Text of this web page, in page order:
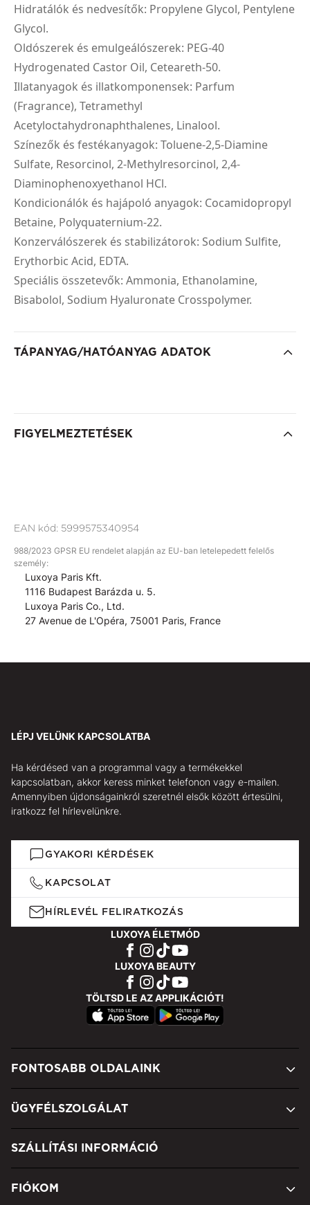
Hidratálók és nedvesítők: Propylene Glycol, Pentylene
Glycol.
Oldószerek és emulgeálószerek: PEG-40
Hydrogenated Castor Oil, Ceteareth-50.
Illatanyagok és illatkomponensek: Parfum
(Fragrance), Tetramethyl
Acetyloctahydronaphthalenes, Linalool.
Színezők és festékanyagok: Toluene-2,5-Diamine
Sulfate, Resorcinol, 2-Methylresorcinol, 2,4-
Diaminophenoxyethanol HCl.
Kondicionálók és hajápoló anyagok: Cocamidopropyl
Betaine, Polyquaternium-22.
Konzerválószerek és stabilizátorok: Sodium Sulfite,
Erythorbic Acid, EDTA.
Speciális összetevők: Ammonia, Ethanolamine,
Bisabolol, Sodium Hyaluronate Crosspolymer.
TÁPANYAG/HATÓANYAG ADATOK
FIGYELMEZTETÉSEK
EAN kód: 5999575340954
988/2023 GPSR EU rendelet alapján az EU-ban letelepedett felelős
személy:
Luxoya Paris Kft.
1116 Budapest Barázda u. 5.
Luxoya Paris Co., Ltd.
27 Avenue de L'Opéra, 75001 Paris, France
LÉPJ VELÜNK KAPCSOLATBA
Ha kérdésed van a programmal vagy a termékekkel
kapcsolatban, akkor keress minket telefonon vagy e-mailen.
Amennyiben újdonságainkról szeretnél elsők között értesülni,
iratkozz fel hírlevelünkre.
GYAKORI KÉRDÉSEK
KAPCSOLAT
HÍRLEVÉL FELIRATKOZÁS
LUXOYA ÉLETMÓD
LUXOYA BEAUTY
TÖLTSD LE AZ APPLIKÁCIÓT!
FONTOSABB OLDALAINK
ÜGYFÉLSZOLGÁLAT
SZÁLLÍTÁSI INFORMÁCIÓ
FIÓKOM